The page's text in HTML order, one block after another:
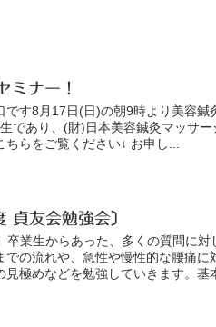
ナー！
です8月17日(日)の朝9時より美容鍼
であり、(財)日本美容鍼灸マッサ
らをご覧ください↓ お申し...
友会勉強会〕
業生からあった、多くの質問に対
の流れや、急性や慢性的な腰痛に
極めなどを勉強していきます。基